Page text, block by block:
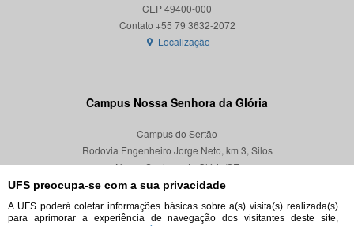
UFS preocupa-se com a sua privacidade
A UFS poderá coletar informações básicas sobre a(s) visita(s) realizada(s)
para aprimorar a experiência de navegação dos visitantes deste site,
CEP 49400-000
Localização
Campus Nossa Senhora da Glória
Campus do Sertão
Rodovia Engenheiro Jorge Neto, km 3, Silos
Nossa Senhora da Glória/SE
CEP 49680-000
Localização